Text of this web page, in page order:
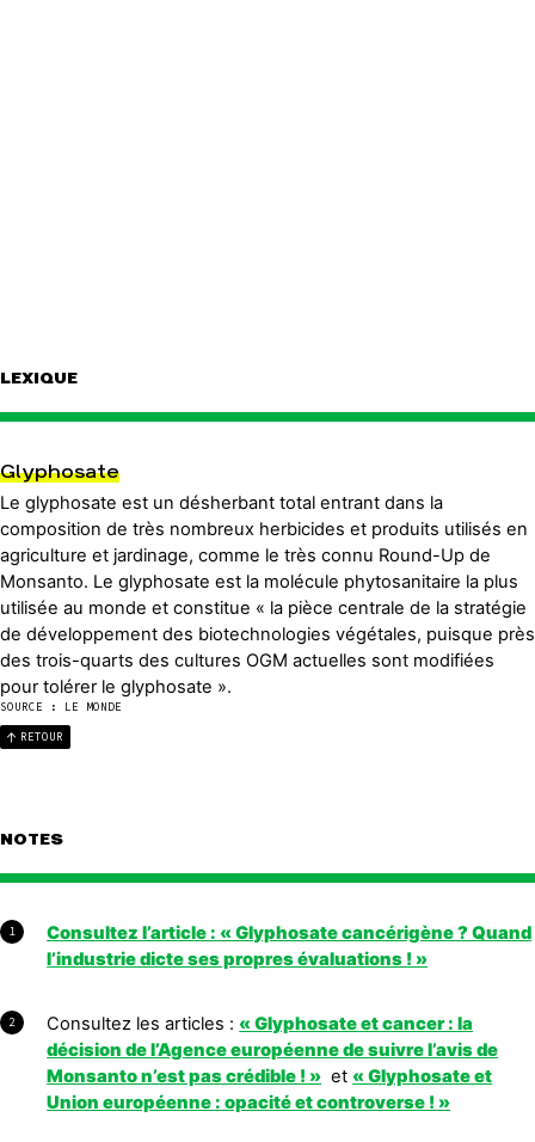
LEXIQUE
Glyphosate
Le glyphosate est un désherbant total entrant dans la
composition de très nombreux herbicides et produits utilisés en
agriculture et jardinage, comme le très connu Round-Up de
Monsanto. Le glyphosate est la molécule phytosanitaire la plus
utilisée au monde et constitue « la pièce centrale de la stratégie
de développement des biotechnologies végétales, puisque près
des trois-quarts des cultures OGM actuelles sont modifiées
pour tolérer le glyphosate ».
SOURCE : LE MONDE
RETOUR
NOTES
1
Consultez l’article : « Glyphosate cancérigène ? Quand
l’industrie dicte ses propres évaluations ! »
2 Consultez les articles :« Glyphosate et cancer : la
décision de l’Agence européenne de suivre l’avis de
Monsanto n’est pas crédible ! » et« Glyphosate et
Union européenne : opacité et controverse ! »